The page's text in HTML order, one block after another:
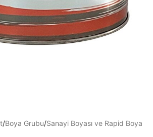
/Boya Grubu/Sanayi Boyası ve Rapid Boya